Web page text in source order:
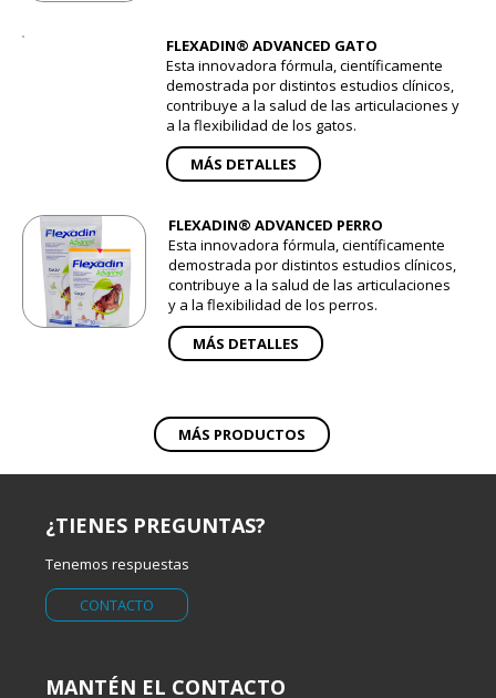
FLEXADIN® ADVANCED GATO
Esta innovadora fórmula, científicamente
demostrada por distintos estudios clínicos,
contribuye a la salud de las articulaciones y
a la flexibilidad de los gatos.
MÁS DETALLES
FLEXADIN® ADVANCED PERRO
Esta innovadora fórmula, científicamente
demostrada por distintos estudios clínicos,
contribuye a la salud de las articulaciones
y a la flexibilidad de los perros.
MÁS DETALLES
MÁS PRODUCTOS
¿TIENES PREGUNTAS?
Tenemos respuestas
CONTACTO
MANTÉN EL CONTACTO